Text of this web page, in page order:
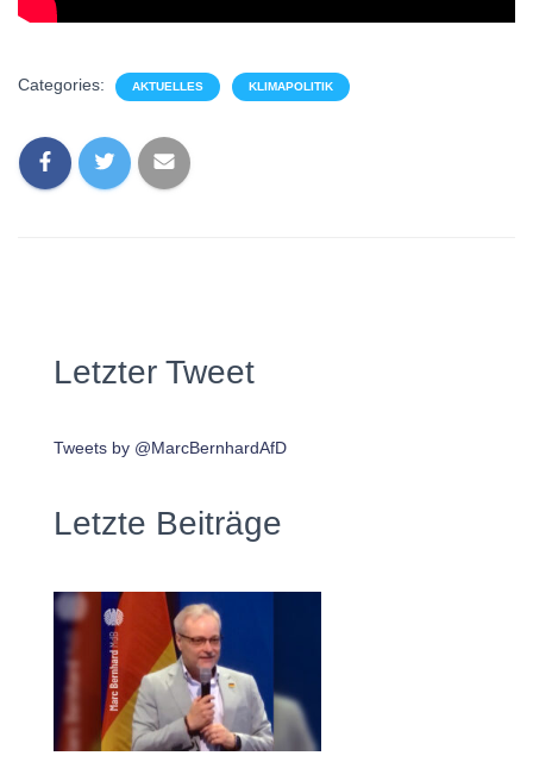
Categories: AKTUELLES KLIMAPOLITIK
Letzter Tweet
Tweets by @MarcBernhardAfD
Letzte Beiträge